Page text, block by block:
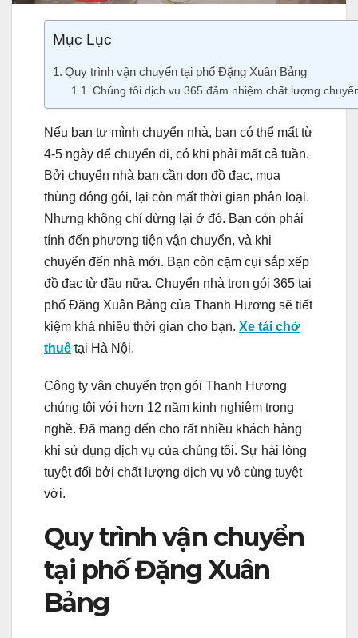
Mục Lục
Quy trình vận chuyển tại phố Đặng Xuân Bảng
Chúng tôi dịch vụ 365 đảm nhiệm chất lượng
Nếu bạn tự mình chuyển nhà, bạn có thể mất từ
4-5 ngày để chuyển đi, có khi phải mất cả tuần.
Bởi chuyển nhà bạn cần dọn đồ đạc, mua
thùng đóng gói, lại còn mất thời gian phân loại.
Nhưng không chỉ dừng lại ở đó. Bạn còn phải
tính đến phương tiện vận chuyển, và khi
chuyển đến nhà mới. Bạn còn cặm cụi sắp xếp
đồ đạc từ đầu nữa. Chuyển nhà trọn gói 365 tại
phố Đặng Xuân Bảng của Thanh Hương sẽ tiết
kiệm khá nhiều thời gian cho bạn. Xe tải chở
thuê tại Hà Nội.
Công ty vận chuyển trọn gói Thanh Hương
chúng tôi với hơn 12 năm kinh nghiệm trong
nghề. Đã mang đến cho rất nhiều khách hàng
khi sử dụng dịch vụ của chúng tôi. Sự hài lòng
tuyệt đối bởi chất lượng dịch vụ vô cùng tuyệt
vời.
Quy trình vận chuyển
tại phố Đặng Xuân
Bảng